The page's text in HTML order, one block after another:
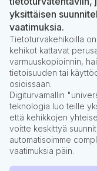
yksittäisen
vaatimuksia.
Tietoturvakehikoilla
kehikot kattavat
varmuuskopioinnin,
tietoisuuden tai
osioissaan.
Digiturvamallin
teknologia luo teille
että kehikkojen
voitte keskittyä
automatisoimme
vaatimuksia päin.